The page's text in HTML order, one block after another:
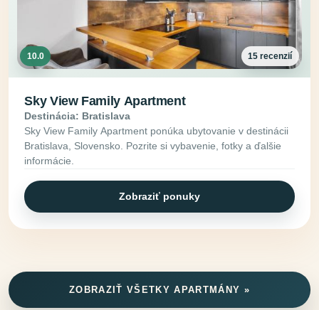
10.0 15 recenzií
Sky View Family Apartment
Destinácia: Bratislava
Sky View Family Apartment ponúka ubytovanie v destinácii
Bratislava, Slovensko. Pozrite si vybavenie, fotky a ďalšie
informácie.
Zobraziť ponuky
ZOBRAZIŤ VŠETKY APARTMÁNY »